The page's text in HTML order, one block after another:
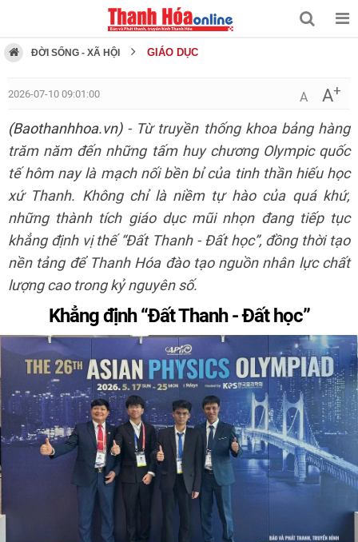
ĐỜI SỐNG - XÃ HỘI GIÁO DỤC
2026-07-10 09:01:00 A A+
(Baothanhhoa.vn)- Từ truyền thống khoa bảng hàng
trăm năm đến những tấm huy chương Olympic quốc
tế hôm nay là mạch nối bền bỉ của tinh thần hiếu học
xứ Thanh. Không chỉ là niềm tự hào của quá khứ,
những thành tích giáo dục mũi nhọn đang tiếp tục
khẳng định vị thế “Đất Thanh - Đất học”, đồng thời tạo
nền tảng để Thanh Hóa đào tạo nguồn nhân lực chất
lượng cao trong kỷ nguyên số.
Khẳng định “Đất Thanh - Đất học”